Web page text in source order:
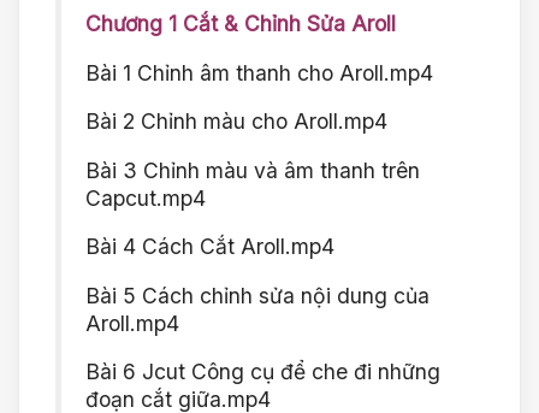
Chương 1 Cắt & Chỉnh Sửa Aroll
Bài 1 Chỉnh âm thanh cho Aroll.mp4
Bài 2 Chỉnh màu cho Aroll.mp4
Bài 3 Chỉnh màu và âm thanh trên
Capcut.mp4
Bài 4 Cách Cắt Aroll.mp4
Bài 5 Cách chỉnh sửa nội dung của
Aroll.mp4
Bài 6 Jcut Công cụ để che đi những
đoạn cắt giữa.mp4